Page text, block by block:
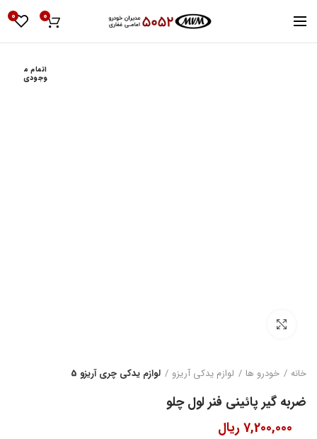
0
0
اتمام م
وجودی
خانه خودرو ها لوازم یدکی آریزو لوازم یدکی چری آریزو 5
ضربه گیر پائینی فنر لول چلو
7,200,000 ریال